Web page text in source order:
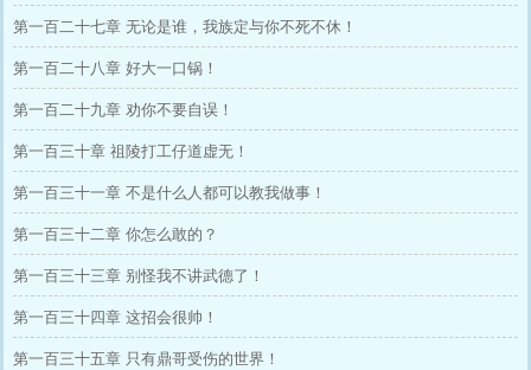
第一百二十七章 无论是谁，我族定与你不死不休！
第一百二十八章 好大一口锅！
第一百二十九章 劝你不要自误！
第一百三十章 祖陵打工仔道虚无！
第一百三十一章 不是什么人都可以教我做事！
第一百三十二章 你怎么敢的？
第一百三十三章 别怪我不讲武德了！
第一百三十四章 这招会很帅！
第一百三十五章 只有鼎哥受伤的世界！